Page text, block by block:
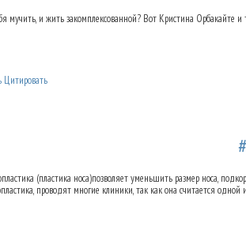
мучить, и жить закомплексованной? Вот Кристина Орбакайте
Цитировать
(пластика носа)позволяет уменьшить размер носа,
проводят многие клиники, так как она считается